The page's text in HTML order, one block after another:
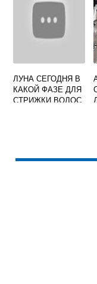
ЛУНА СЕГОДНЯ В
КАКОЙ ФАЗЕ ДЛЯ
СТРИЖКИ ВОЛОС